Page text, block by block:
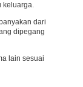
keluarga.
dari
dipegang
lain sesuai